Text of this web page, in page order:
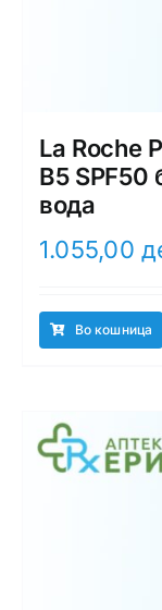
La Roche
B5 SPF50
вода
1.055,00
Во кошница